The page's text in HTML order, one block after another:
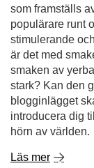
som framställs
populärare runt
stimulerande
är det med
smaken av
stark? Kan den
blogginlägget
introducera dig
hörn av världen.
Läs mer